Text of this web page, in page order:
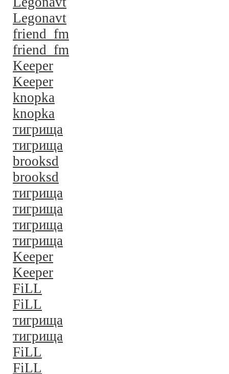
Legonavt
friend_fm
friend_fm
Keeper
Keeper
knopka
knopka
тигрища
тигрища
brooksd
brooksd
тигрища
тигрища
тигрища
тигрища
Keeper
Keeper
FiLL
FiLL
тигрища
тигрища
FiLL
FiLL